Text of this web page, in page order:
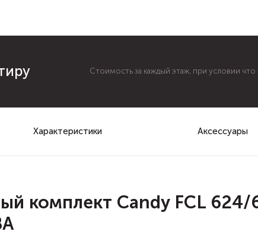
Стоимость за каждый этаж, при условии
Характеристики Аксессуары
комплект Candy FCL 624/